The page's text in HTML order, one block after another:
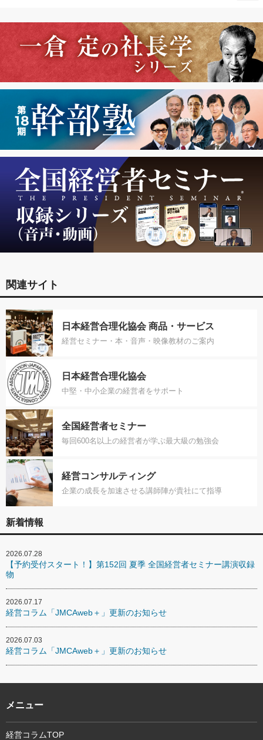
関連サイト
日本経営合理化協会 商品・サービス
経営セミナー・本・音声・映像教材のご案内
日本経営合理化協会
中堅・中小企業の経営者をサポート
全国経営者セミナー
毎回600名以上の経営者が学ぶ最大級の勉強会
経営コンサルティング
企業の成長を加速させる講師陣が貴社にて指導
新着情報
2026.07.28
【予約受付スタート！】第152回 夏季 全国経営者セミナー講演収録
物
2026.07.17
経営コラム「JMCAweb＋」更新のお知らせ
2026.07.03
経営コラム「JMCAweb＋」更新のお知らせ
メニュー
経営コラムTOP